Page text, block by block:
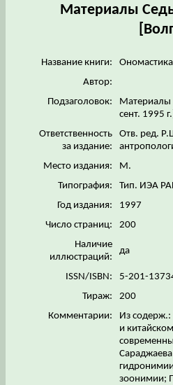
Материалы
Название книги:
Автор:
Подзаголовок:
Материалы
сент. 1995
Ответственность
за издание:
Отв. ред.
Место издания:
М.
Типография:
Тип. ИЭА
Год издания:
1997
Число страниц:
200
Наличие
иллюстраций:
да
ISSN/ISBN:
5-201-
Тираж:
200
Комментарии:
Из содерж.:
и
зоонимии;